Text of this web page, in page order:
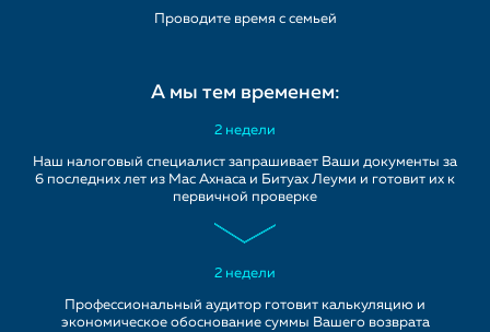
Проводите время с семьей
А мы тем временем:
2 недели
Наш налоговый специалист запрашивает Ваши документы за
6 последних лет из Мас Ахнаса и Битуах Леуми и готовит их к
первичной проверке
2 недели
Профессиональный аудитор готовит калькуляцию и
экономическое обоснование суммы Вашего возврата